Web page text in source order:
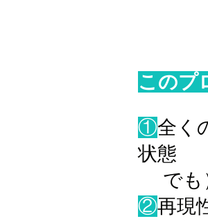
このプ
①全く
状態
でも
②再現